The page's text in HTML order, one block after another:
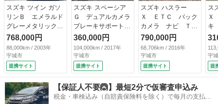
スズキ ツイン ガソ
リンＢ エメラルド
グレーメタリック全
塗装／新品シートカ
バー／新品アルミホ
イール／新品マッド
タイヤ４本／ライト
スモーク加工ヘッド
ライト＆テールレン
ズ／キーレス／車検
令和１０年４月まで
768,000円
88,000km / 2003年
宇城市
提携サイト
スズキ スペーシア
Ｇ デュアルカメラ
ブレーキサポート／
Ｓエネチャージ／ス
マートキー／プッシ
ュスタート／ドアバ
イザー／ＥＴＣ／Ｂ
ｌｕｅｔｏｏｔｈ対
応デッキ／ダブルエ
アバッグ／シートヒ
ーター （車検整備
360,000円
104,000km / 2017年
宇城市
提携サイト
スズキ ハスラー
Ｘ ＥＴＣ バック
カメラ ナビ Ｔ
Ｖ レーンアシス
ト 衝突被害軽減シ
ステム オートライ
ト ＨＩＤ スマー
トキー アイドリン
グストップ 電動格
納ミラー シートヒ
ーター ベンチシー
790,000円
68,706km / 2016年
宇城市
提携サイト
ス
Ｘ
キ
ビ
片
ド
ッ
Ｍ
シ
宇
提
【保証人不要🙆】最短2分で仮審査申込み
税金・車検込み（自賠責保険料を除く）で毎月の支払額